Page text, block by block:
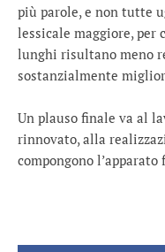
più parole, e non tutte
lessicale maggiore,
lunghi risultano meno
sostanzialmente
Un plauso finale va al
rinnovato, alla
compongono l’apparato